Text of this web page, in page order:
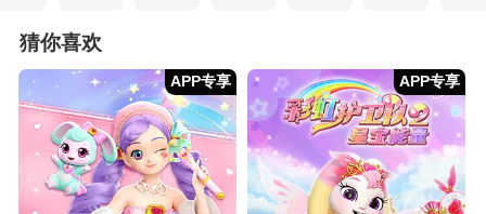
猜你喜欢
APP专享 APP专享